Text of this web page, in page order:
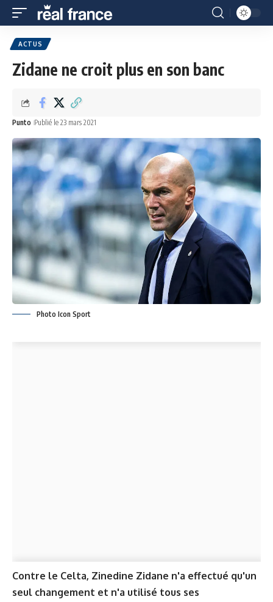
ACTUS
Zidane ne croit plus en son banc
Punto Publié le 23 mars 2021
Photo Icon Sport
Contre le Celta, Zinedine Zidane n'a effectué qu'un
seul changement et n'a utilisé tous ses